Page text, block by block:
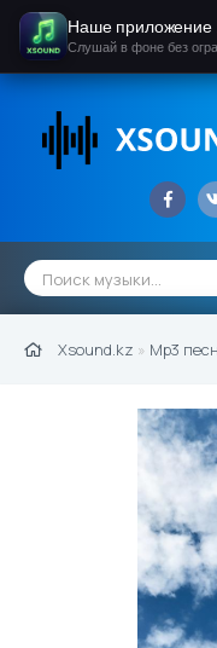
Xsound.kz » Mp3
Наше приложение
Слушай в фоне без